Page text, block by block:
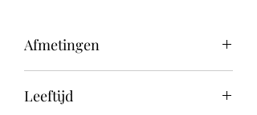
Afmetingen
Leeftijd